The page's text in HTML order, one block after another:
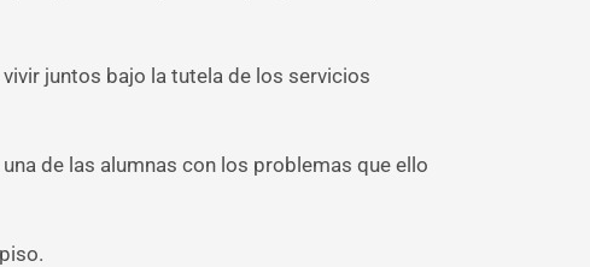
juntos bajo la tutela de los servicios
de las alumnas con los problemas que ello